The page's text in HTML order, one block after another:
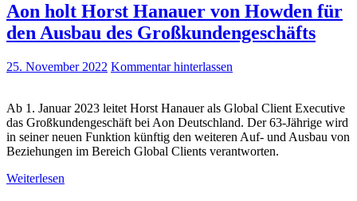
Aon holt Horst Hanauer von Howden für
den Ausbau des Großkundengeschäfts
25. November 2022 Kommentar hinterlassen
Ab 1. Januar 2023 leitet Horst Hanauer als Global Client Executive
das Großkundengeschäft bei Aon Deutschland. Der 63-Jährige wird
in seiner neuen Funktion künftig den weiteren Auf- und Ausbau von
Beziehungen im Bereich Global Clients verantworten.
Weiterlesen